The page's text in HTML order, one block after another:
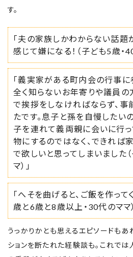
す。
「夫の家族しかわからない話題
感じて嫌になる！（子ども5歳・
「義実家がある町内会の行事に
全く知らないお年寄りや議員の
で挨拶をしなければならず、事
たです。息子と孫を自慢したい
子を連れて義両親に会いに行っ
物にするのではなく、できれば
で欲しいと思ってしまいました
マ）」
「へそを曲げると、ご飯を作って
歳と6歳と8歳以上・30代のママ
うっかりかとも思えるエピソードもあ
ションを断たれた経験談も。これでは